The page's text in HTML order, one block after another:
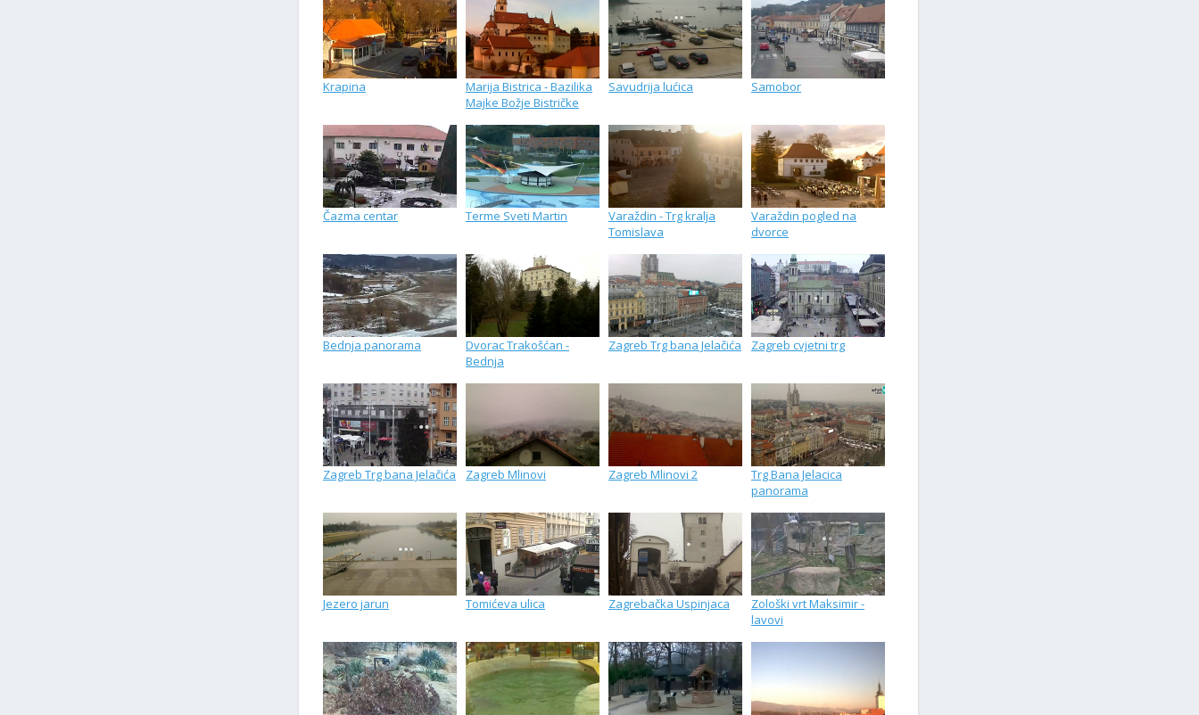
Krapina
Marija Bistrica - Bazilika
Majke Božje Bistričke
Savudrija lućica Samobor
Čazma centar Terme Sveti Martin
Varaždin - Trg kralja
Tomislava
Varaždin pogled na
dvorce
Bednja panorama
Dvorac Trakošćan -
Bednja
Zagreb Trg bana Jelačića Zagreb cvjetni trg
Zagreb Trg bana Jelačića Zagreb Mlinovi Zagreb Mlinovi 2
Trg Bana Jelacica
panorama
Jezero jarun Tomićeva ulica Zagrebačka Uspinjaca
Zološki vrt Maksimir -
lavovi